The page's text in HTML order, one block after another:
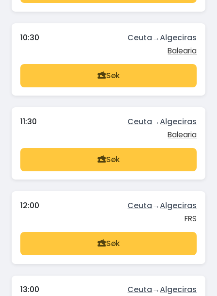
10:30 Ceuta→Algeciras
Balearia
Søk
11:30 Ceuta→Algeciras
Balearia
Søk
12:00 Ceuta→Algeciras
FRS
Søk
13:00 Ceuta→Algeciras